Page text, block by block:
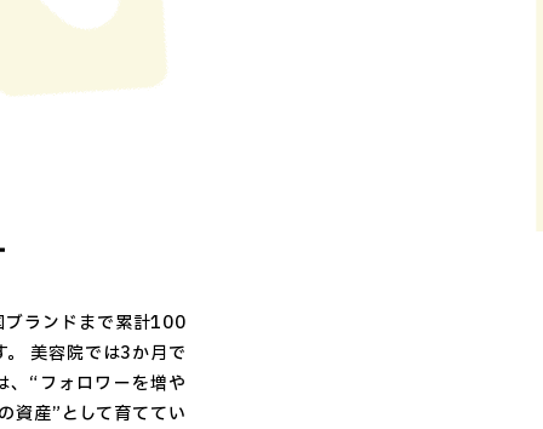
ブランドまで累計100
美容院では3か月で
“フォロワーを増や
資産”として育ててい